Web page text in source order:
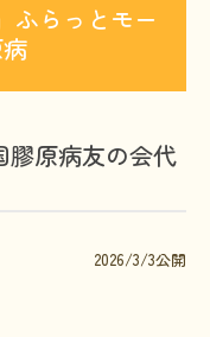
ふらっとモー
膠原病友の会代
2026/3/3公開